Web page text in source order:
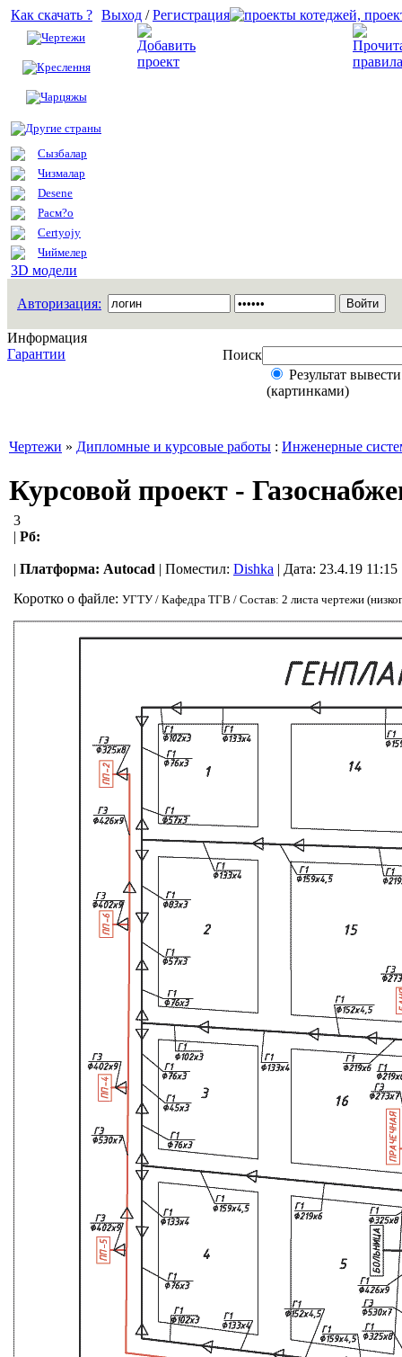
Как скачать ?
Чертежи
Креслення
Чарцяжы
Другие страны
Сызбалар
Чизмалар
Desene
Расм?о
Certyojy
Чиймелер
3D модели
Выход /Регистрация
Авторизация:
Информация
Гарантии
Поиск
Результат
(картинками)
Чертежи » Дипломные и курсовые работы : Инженерные
Курсовой проект -
3
| Рб:
| Платформа: Autocad | Поместил: Dishka | Дата: 23.4.19
Коротко о файле: УГТУ / Кафедра ТГВ / Состав: 2 листа чертежи